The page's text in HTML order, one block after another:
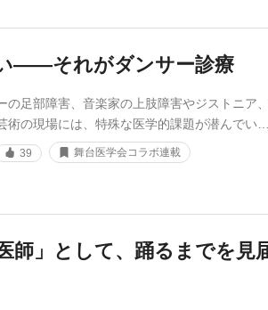
――それがダンサー診療
の足部障害、音楽家の上肢障害やジストニア
の現場には、特殊な医学的課題が潜んでい…
39 舞台医学会コラボ連載
師」として、踊るまでを見